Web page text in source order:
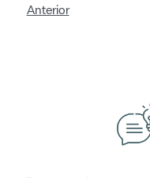
Anterior